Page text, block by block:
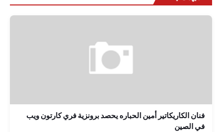
فنان الكاريكاتير أمين الحباره يحصد برونزية فري كارتون ويب
في الصين